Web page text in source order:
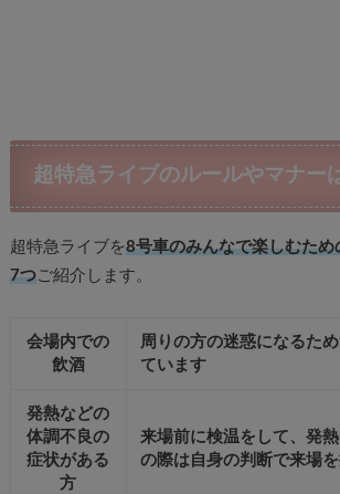
超特急ライブのルールやマナー
超特急ライブを8号車のみんなで楽しむた
7つご紹介します。
会場内での
飲酒
周りの方の迷惑になるた
ています
発熱などの
体調不良の
症状がある
方
来場前に検温をして、発
の際は自身の判断で来場